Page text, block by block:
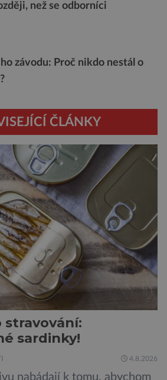
než se odborníci
závodu: Proč nikdo nestál o
ČLÁNKY
stravování:
sardinky!
4.8.2026
nabádají k tomu, abychom